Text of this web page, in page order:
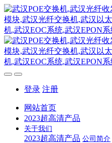
登录 注册
网站首页
2023超高清产品
关于我们
2023超高清产品 公司简介